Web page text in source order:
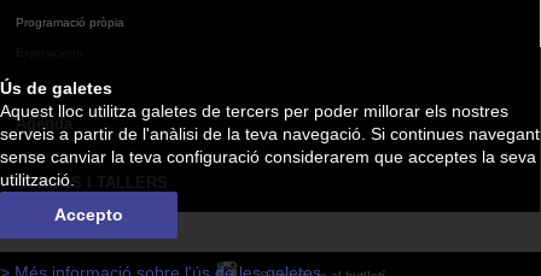
Ús de galetes
Aquest lloc utilitza galetes de tercers per poder millorar els nostres
serveis a partir de l'anàlisi de la teva navegació. Si continues navegant
sense canviar la teva configuració considerarem que acceptes la seva
utilització.
Accepto
Programació pròpia
Agenda
CURSOS I TALLERS